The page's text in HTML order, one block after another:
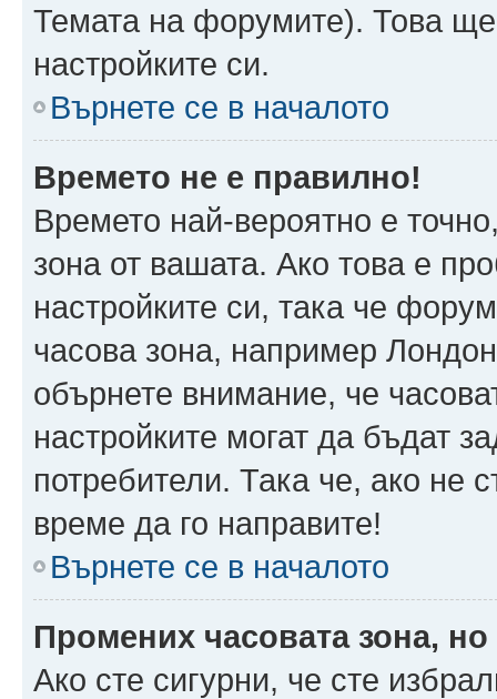
Темата на форумите). Това
настройките си.
Върнете се в началото
Времето не е правилно!
Времето най-вероятно е
зона от вашата. Ако това е
настройките си, така че
часова зона, например
обърнете внимание, че
настройките могат да бъдат
потребители. Така че, ако не
време да го направите!
Върнете се в началото
Промених часовата зона,
Ако сте сигурни, че сте